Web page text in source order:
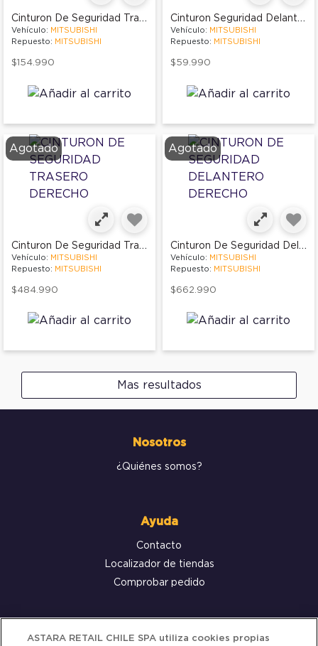
Cinturon De Seguridad Trasero Derecho
Vehículo: MITSUBISHI
Repuesto: MITSUBISHI
$154.990
Cinturon Seguridad Delantero Izquierdo
Vehículo: MITSUBISHI
Repuesto: MITSUBISHI
$59.990
Agotado
Cinturon De Seguridad Trasero Derecho
Vehículo: MITSUBISHI
Repuesto: MITSUBISHI
$484.990
Agotado
Cinturon De Seguridad Delantero Derecho
Vehículo: MITSUBISHI
Repuesto: MITSUBISHI
$662.990
Mas resultados
Nosotros
¿Quiénes somos?
Ayuda
Contacto
Localizador de tiendas
Comprobar pedido
Servicio al cliente
ASTARA RETAIL CHILE SPA utiliza cookies propias